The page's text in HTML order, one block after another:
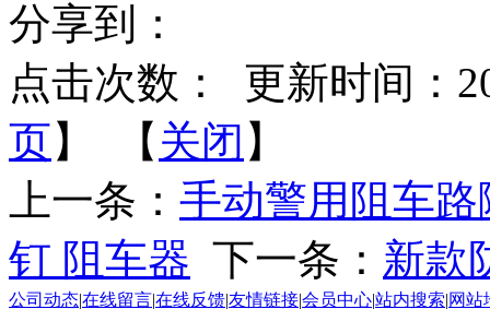
分享到：
点击次数：
更新时间：
页】 【 关闭 】
上一条： 手动警用阻车
钉 阻车器 下一条： 新款
公司动态|在线留言|在线反馈|友情链接|会员中心|站内搜索|网站